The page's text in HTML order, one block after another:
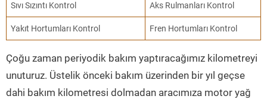
Sıvı Sızıntı Kontrol Aks Rulmanları Kontrol
Yakıt Hortumları Kontrol Fren Hortumları Kontrol
Çoğu zaman periyodik bakım yaptıracağımız kilometreyi
unuturuz. Üstelik önceki bakım üzerinden bir yıl geçse
dahi bakım kilometresi dolmadan aracımıza motor yağ